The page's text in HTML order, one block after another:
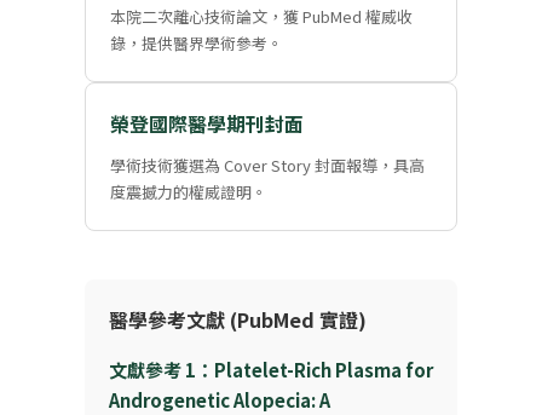
本院二次離心技術論文，獲 PubMed 權威收
錄，提供醫界學術參考。
榮登國際醫學期刊封面
學術技術獲選為 Cover Story 封面報導，具高
度震撼力的權威證明。
醫學參考文獻 (PubMed 實證)
文獻參考 1：Platelet-Rich Plasma for
Androgenetic Alopecia: A